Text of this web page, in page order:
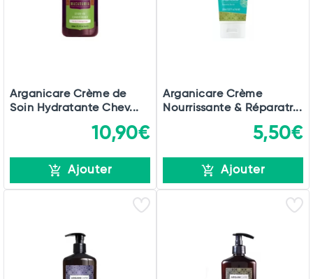
Arganicare Crème de
Soin Hydratante Chev...
10,90€
Ajouter
Arganicare Crème
Nourrissante & Réparatr...
5,50€
Ajouter